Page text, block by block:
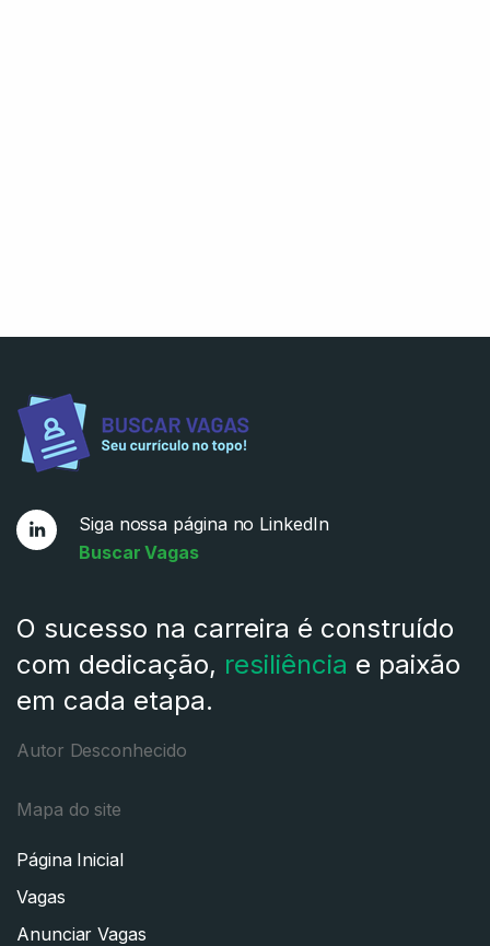
Siga nossa página no LinkedIn
Buscar Vagas
O sucesso na carreira é construído
com dedicação, resiliência e paixão
em cada etapa.
Autor Desconhecido
Mapa do site
Página Inicial
Vagas
Anunciar Vagas